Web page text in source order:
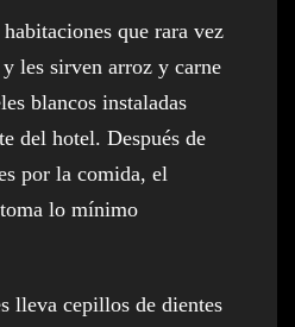
que rara vez
les sirven arroz y carne
blancos instaladas
del hotel. Después de
por la comida, el
lo mínimo
lleva cepillos de dientes